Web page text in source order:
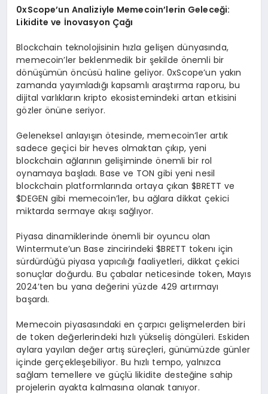
0xScope’un Analiziyle Memecoin’lerin Geleceği:
Likidite ve İnovasyon Çağı
Blockchain teknolojisinin hızla gelişen dünyasında,
memecoin’ler beklenmedik bir şekilde önemli bir
dönüşümün öncüsü haline geliyor. 0xScope’un yakın
zamanda yayımladığı kapsamlı araştırma raporu, bu
dijital varlıkların kripto ekosistemindeki artan etkisini
gözler önüne seriyor.
Geleneksel anlayışın ötesinde, memecoin’ler artık
sadece geçici bir heves olmaktan çıkıp, yeni
blockchain ağlarının gelişiminde önemli bir rol
oynamaya başladı. Base ve TON gibi yeni nesil
blockchain platformlarında ortaya çıkan $BRETT ve
$DEGEN gibi memecoin’ler, bu ağlara dikkat çekici
miktarda sermaye akışı sağlıyor.
Piyasa dinamiklerinde önemli bir oyuncu olan
Wintermute’un Base zincirindeki $BRETT tokenı için
sürdürdüğü piyasa yapıcılığı faaliyetleri, dikkat çekici
sonuçlar doğurdu. Bu çabalar neticesinde token, Mayıs
2024’ten bu yana değerini yüzde 429 artırmayı
başardı.
Memecoin piyasasındaki en çarpıcı gelişmelerden biri
de token değerlerindeki hızlı yükseliş döngüleri. Eskiden
aylara yayılan değer artış süreçleri, günümüzde günler
içinde gerçekleşebiliyor. Bu hızlı tempo, yalnızca
sağlam temellere ve güçlü likidite desteğine sahip
projelerin ayakta kalmasına olanak tanıyor.